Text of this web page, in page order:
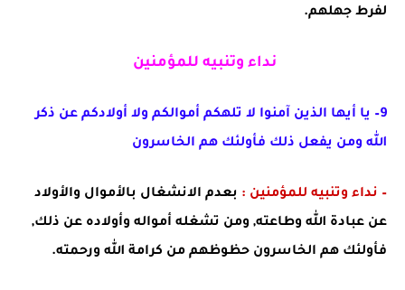
لفرط جهلهم.
نداء وتنبيه للمؤمنين
9– يا أيها الذين آمنوا لا تلهكم أموالكم ولا أولادكم عن ذكر
الله ومن يفعل ذلك فأولئك هم الخاسرون
– نداء وتنبيه للمؤمنين : بعدم الانشغال بالأموال والأولاد
عن عبادة الله وطاعته, ومن تشغله أمواله وأولاده عن ذلك,
فأولئك هم الخاسرون حظوظهم من كرامة الله ورحمته.